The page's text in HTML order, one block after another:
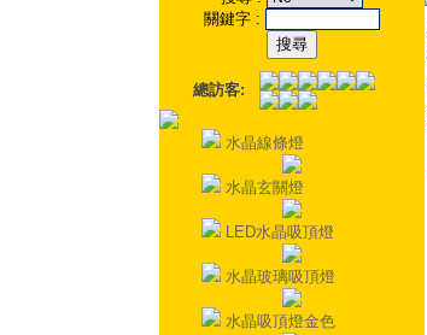
關鍵字 :
總訪客:
水晶線條燈
水晶玄關燈
LED水晶吸頂燈
水晶玻璃吸頂燈
水晶吸頂燈金色